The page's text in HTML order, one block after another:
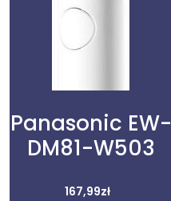
Panasonic EW-
DM81-W503
167,99zł